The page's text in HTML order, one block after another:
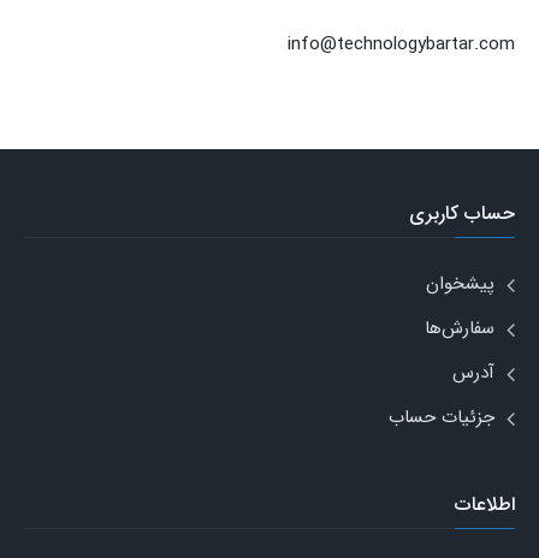
info@technologybartar.com
حساب کاربری
پیشخوان
سفارش‌ها
آدرس
جزئیات حساب
اطلاعات